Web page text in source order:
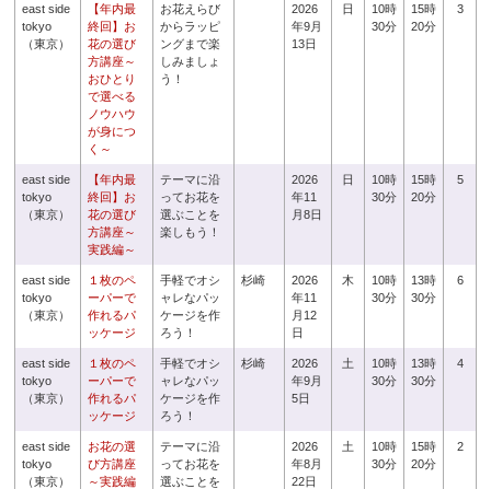
east side
tokyo
（東京）
【年内最
終回】お
花の選び
方講座～
おひとり
で選べる
ノウハウ
が身につ
く～
お花えらび
からラッピ
ングまで楽
しみましょ
う！
2026
年9月
13日
日
10時
30分
15時
20分
3
east side
tokyo
（東京）
【年内最
終回】お
花の選び
方講座～
実践編～
テーマに沿
ってお花を
選ぶことを
楽しもう！
2026
年11
月8日
日
10時
30分
15時
20分
5
east side
tokyo
（東京）
１枚のペ
ーパーで
作れるパ
ッケージ
手軽でオシ
ャレなパッ
ケージを作
ろう！
杉崎
2026
年11
月12
日
木
10時
30分
13時
30分
6
east side
tokyo
（東京）
１枚のペ
ーパーで
作れるパ
ッケージ
手軽でオシ
ャレなパッ
ケージを作
ろう！
杉崎
2026
年9月
5日
土
10時
30分
13時
30分
4
east side
tokyo
（東京）
お花の選
び方講座
～実践編
テーマに沿
ってお花を
選ぶことを
2026
年8月
22日
土
10時
30分
15時
20分
2